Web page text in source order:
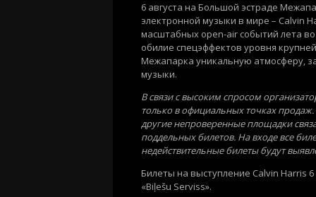
6 августа на Большой эстраде
электронной музыки в мире – Calvin
масштабных open-air событий лета
обилие спецэффектов уровня
Межапарка уникальную атмосферу,
музыки.
В связи с высоким спросом
только в официальных точках
другие непроверенные площадки
поддельных билетов. На входе все
недействительные билеты будут
Билеты на выступление Calvin Harris
«Biļešu Serviss».